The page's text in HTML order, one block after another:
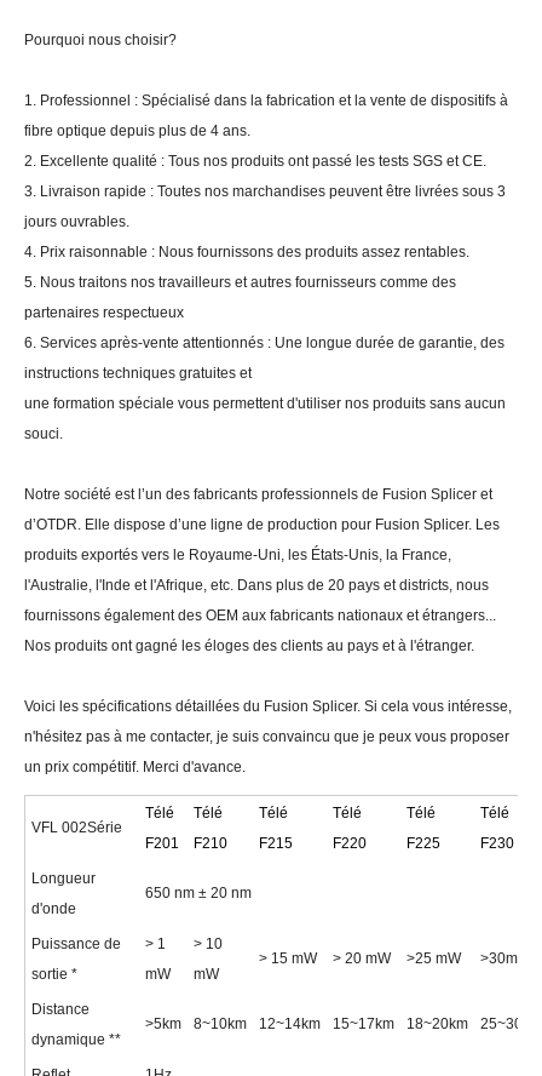
Pourquoi nous choisir?
1. Professionnel : Spécialisé dans la fabrication et la vente de dispositifs à
fibre optique depuis plus de 4 ans.
2. Excellente qualité : Tous nos produits ont passé les tests SGS et CE.
3. Livraison rapide : Toutes nos marchandises peuvent être livrées sous 3
jours ouvrables.
4. Prix raisonnable : Nous fournissons des produits assez rentables.
5. Nous traitons nos travailleurs et autres fournisseurs comme des
partenaires respectueux
6. Services après-vente attentionnés : Une longue durée de garantie, des
instructions techniques gratuites et
une formation spéciale vous permettent d'utiliser nos produits sans aucun
souci.
Notre société est l’un des fabricants professionnels de Fusion Splicer et
d’OTDR. Elle dispose d’une ligne de production pour Fusion Splicer. Les
produits exportés vers le Royaume-Uni, les États-Unis, la France,
l'Australie, l'Inde et l'Afrique, etc. Dans plus de 20 pays et districts, nous
fournissons également des OEM aux fabricants nationaux et étrangers...
Nos produits ont gagné les éloges des clients au pays et à l'étranger.
Voici les spécifications détaillées du Fusion Splicer. Si cela vous intéresse,
n'hésitez pas à me contacter, je suis convaincu que je peux vous proposer
un prix compétitif. Merci d'avance.
VFL 002Série
Télé
F201
Télé
F210
Télé
F215
Télé
F220
Télé
F225
Télé
F230
Longueur
d'onde
650 nm ± 20 nm
Puissance de
sortie *
> 1
mW
> 10
mW
> 15 mW > 20 mW >25 mW >30mW
Distance
dynamique **
>5km 8~10km 12~14km 15~17km 18~20km 25~30km